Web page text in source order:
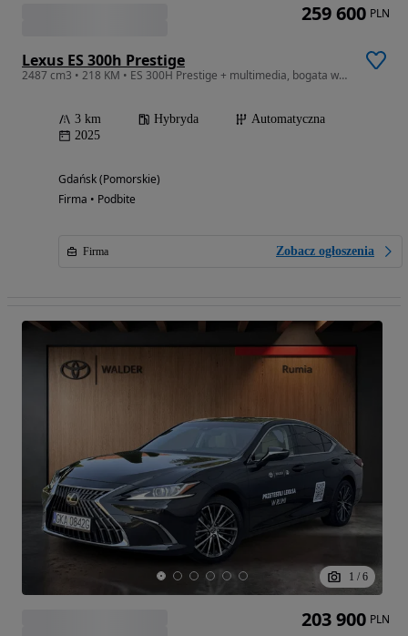
Lexus ES 300h Prestige
2487 cm3 • 218 KM • ES 300H Prestige + multimedia, bogata wersja ! dostępny od ręki !
3 km Hybryda
Automatyczna
2025
Gdańsk (Pomorskie)
Firma • Podbite
Firma Zobacz ogłoszenia
259 600 PLN
1 / 6
203 900 PLN